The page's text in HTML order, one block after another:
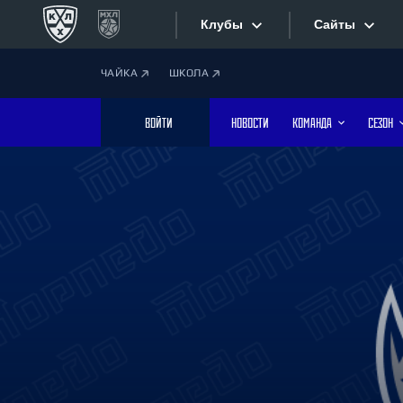
Клубы
Дивизион Боброва
Лада
Сайты
Фотобанк
ЧАЙКА ШКОЛА
ВОЙТИ НОВОСТИ КОМАНДА СЕЗОН